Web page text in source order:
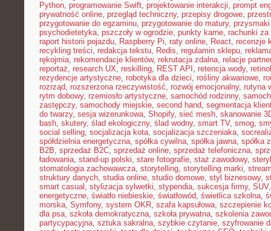
Python, programowanie Swift, projektowanie interakcji, prompt
prywatność online, przegląd techniczny, przepisy drogowe,
przygotowanie do egzaminu, przygotowanie do matury,
psychodietetyka, pszczoły w ogrodzie, punkty karne, rachunki za
raport historii pojazdu, Raspberry Pi, raty online, React, recenzje
recykling treści, redakcja tekstu, Redis, regulamin sklepu,
rękojmia, rekomendacje klientów, rekrutacja zdalna, relacje
reportaż, research UX, reskilling, REST API , retencja wody, retinol
rezydencje artystyczne, robotyka dla dzieci, rośliny akwariowe,
rozrząd, rozszerzona rzeczywistość, rozwój emocjonalny, rutyna
rytm dobowy, rzemiosło artystyczne, samochód rodzinny,
zastępczy, samochody miejskie, second hand, segmentacja
do twarzy, sesja wizerunkowa, Shopify, sieć mesh, skanowanie
bash, skutery, ślad ekologiczny, ślad wodny, smart TV, smog,
social selling, socjalizacja kota, socjalizacja szczeniaka,
spółdzielnia energetyczna, spółka cywilna, spółka jawna, spółka
B2B, sprzedaż B2C, sprzedaż online, sprzedaż telefoniczna,
ładowania, stand-up polski, stare fotografie, staż zawodowy,
stomatologia zachowawcza, storytelling, storytelling marki,
struktury danych, studia online, studio domowe, styl biznesowy,
smart casual , stylizacja sylwetki, stypendia, sukcesja firmy, SUV
energetyczne, światło niebieskie, światłowód, świetlica szkolna,
morska, Symfony, system OKR, szafa kapsułowa, szczepienie
dla psa, szkoła demokratyczna, szkoła prywatna, szkolenia
partycypacyjna, sztuka sakralna, szybkie czytanie, szyfrowanie